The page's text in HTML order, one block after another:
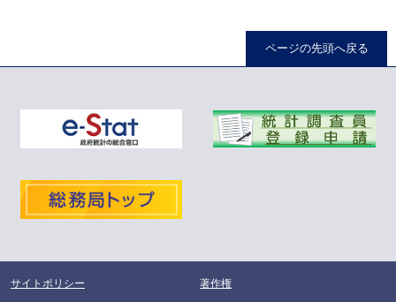
ページの先頭へ戻る
サイトポリシー 著作権